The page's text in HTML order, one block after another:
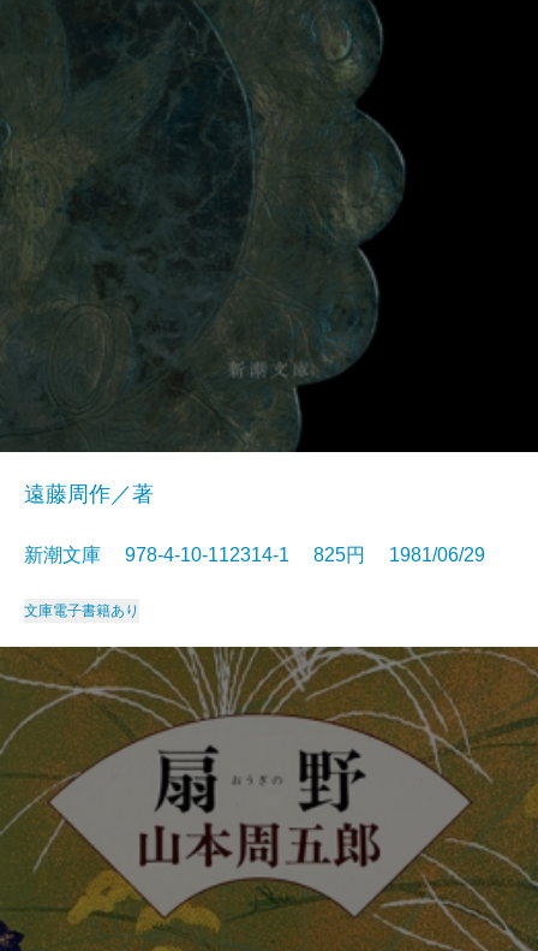
遠藤周作／著
新潮文庫 978-4-10-112314-1 825円 1981/06/29
文庫電子書籍あり